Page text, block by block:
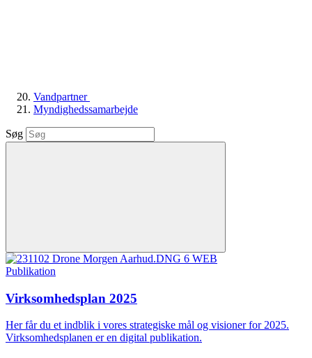
Vandpartner
Myndighedssamarbejde
Søg
Publikation
Virksomhedsplan 2025
Her får du et indblik i vores strategiske mål og visioner for 2025.
Virksomhedsplanen er en digital publikation.